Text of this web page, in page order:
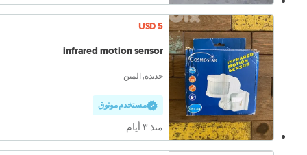
USD 5
infrared motion sensor
جديدة, المتن
مستخدم موثوق
منذ ٣ أيام